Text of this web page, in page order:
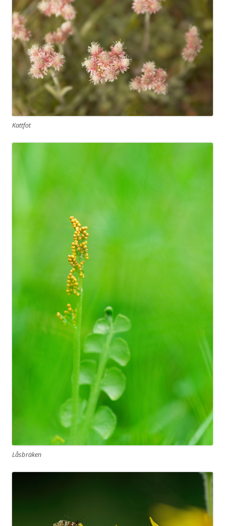
Kattfot
Låsbräken